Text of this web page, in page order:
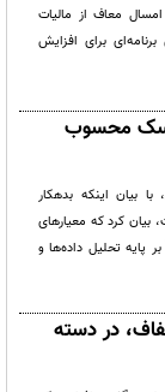
برای امسال معاف از مالیات
برای افزایش
محسوب
بیان اینکه بدهکار
بیان کرد که معیارهای
پایه تحلیل داده‌ها و
در دسته